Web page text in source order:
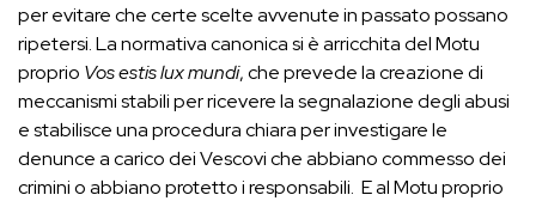
per evitare che certe scelte avvenute in passato possano
ripetersi. La normativa canonica si è arricchita del Motu
proprio Vosestis lux mundi, che prevede la creazione di
meccanismi stabili per ricevere la segnalazione degli abusi
e stabilisce una procedura chiara per investigare le
denunce a carico dei Vescovi che abbiano commesso dei
crimini o abbiano protetto i responsabili. E al Motu proprio